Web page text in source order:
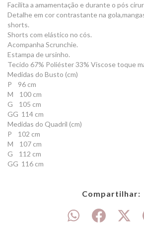
Facilita a amamentação e durante o pós
Detalhe em cor contrastante na
shorts.
Shorts com elástico no cós.
Acompanha Scrunchie.
Estampa de ursinho.
Tecido 67% Poliéster 33% Viscose toque
Medidas do Busto (cm)
P 96 cm
M 100 cm
G 105 cm
GG 114 cm
Medidas do Quadril (cm)
P 102 cm
M 107 cm
G 112 cm
GG 116 cm
Compartilhar: